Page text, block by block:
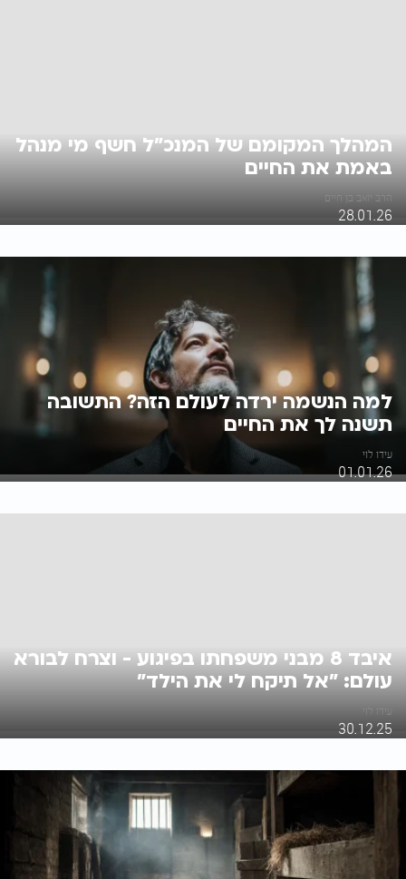
המהלך המקומם של המנכ"ל חשף מי מנהל
באמת את החיים
הרב יואב בן חיים
28.01.26
למה הנשמה ירדה לעולם הזה? התשובה
תשנה לך את החיים
עידו לוי
01.01.26
איבד 8 מבני משפחתו בפיגוע - וצרח לבורא
עולם: "אל תיקח לי את הילד"
עידו לוי
30.12.25